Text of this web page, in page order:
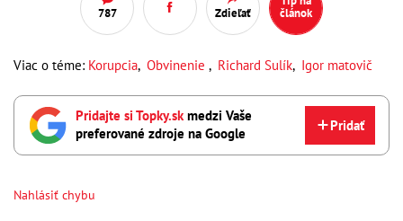
787 Zdieľať
článok
Viac o téme: Korupcia, Obvinenie , Richard Sulík, Igor matovič
Pridajte si Topky.skmedzi Vaše
preferované zdroje na Google
Pridať
Nahlásiť chybu